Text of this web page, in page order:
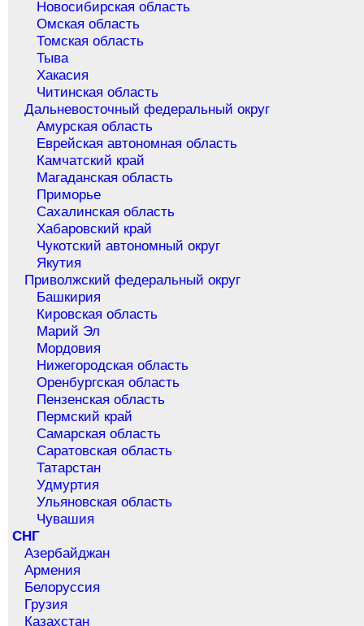
Новосибирская область
Омская область
Томская область
Тыва
Хакасия
Читинская область
Дальневосточный федеральный округ
Амурская область
Еврейская автономная область
Камчатский край
Магаданская область
Приморье
Сахалинская область
Хабаровский край
Чукотский автономный округ
Якутия
Приволжский федеральный округ
Башкирия
Кировская область
Марий Эл
Мордовия
Нижегородская область
Оренбургская область
Пензенская область
Пермский край
Самарская область
Саратовская область
Татарстан
Удмуртия
Ульяновская область
Чувашия
СНГ
Азербайджан
Армения
Белоруссия
Грузия
Казахстан